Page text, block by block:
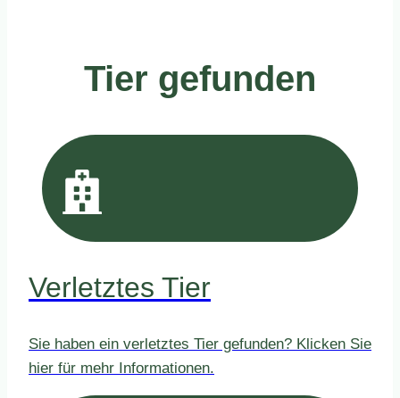
Tier gefunden
Verletztes Tier
Sie haben ein verletztes Tier gefunden? Klicken Sie
hier für mehr Informationen.